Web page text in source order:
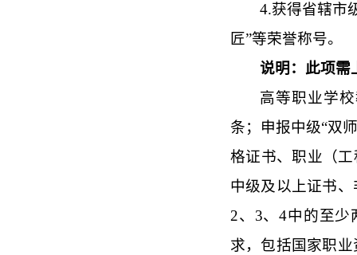
4.获得省辖市
匠”等荣誉称号。
说明：此项需
高等职业学
条；申报中级“双
格证书、职业（
中级及以上证书
2、3、4中的至少
求，包括国家职